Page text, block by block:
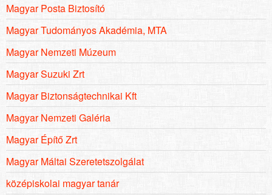
Magyar Posta Biztosító
Magyar Tudományos Akadémia, MTA
Magyar Nemzeti Múzeum
Magyar Suzuki Zrt
Magyar Biztonságtechnikai Kft
Magyar Nemzeti Galéria
Magyar Építő Zrt
Magyar Máltai Szeretetszolgálat
középiskolai magyar tanár